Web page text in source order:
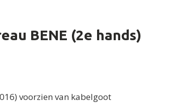
BENE (2e hands)
voorzien van kabelgoot